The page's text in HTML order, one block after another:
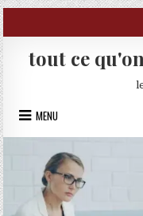
Skip to content
tout ce
MENU